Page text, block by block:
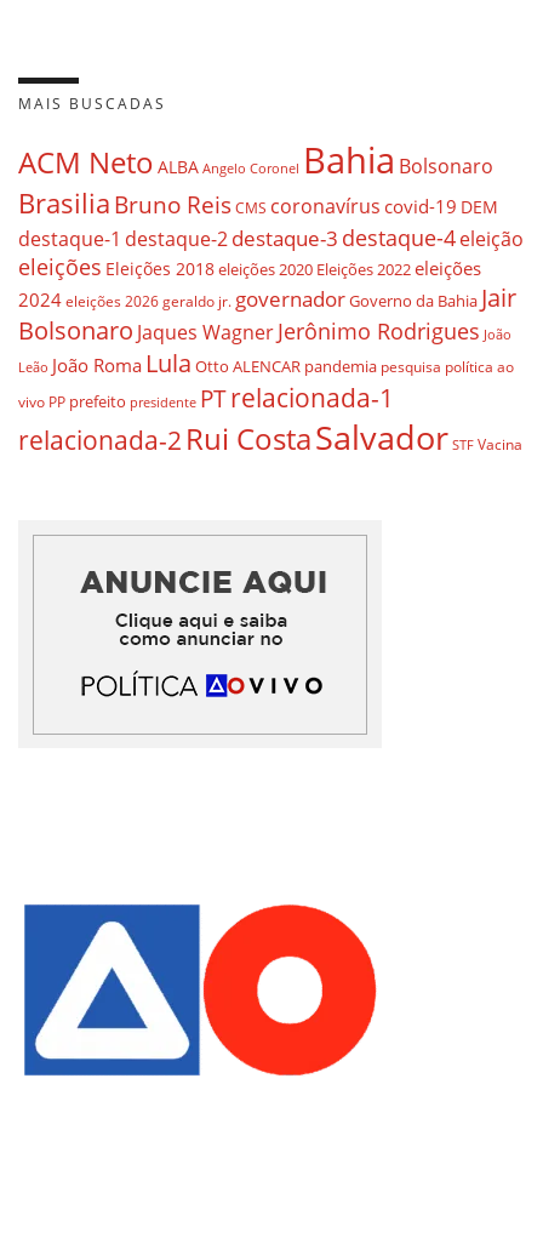
MAIS BUSCADAS
ACM Neto ALBA Angelo Coronel Bahia Bolsonaro
BrasiliaBruno ReisCMS coronavírus covid-19 DEM
destaque-1 destaque-2destaque-3 destaque-4eleição
eleições Eleições 2018eleições 2020 Eleições 2022eleições
2024 eleições 2026 geraldo jr. governadorGoverno da Bahia Jair
Bolsonaro Jaques WagnerJerônimo Rodrigues João
Leão João Roma Lula Otto ALENCAR pandemia pesquisa política ao
vivo PP prefeito presidente PTrelacionada-1
relacionada-2 Rui CostaSalvador STF Vacina